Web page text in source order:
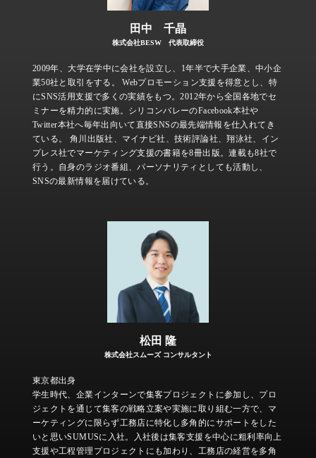
田中 千晶
株式会社BESW 代表取締役
2009年、大学在学中に会社を設立し、1年半で大手企業、中小企
業50社と取引をする。 Webプロモーション支援を得意とし、特
にSNS活用支援で多くの実績をもつ。2012年から全国各地でセ
ミナーを精力的に実施。シリコンバレーのFacebook本社や
Twitter本社へ毎年出向いて直接SNSの最先端情報を仕入れてき
ている。 角川出版社、マイナビ社、技術評論社、翔泳社、イン
プレス社でマーケティング支援の書籍を8冊出版。連載も8社で
行う。自身のラジオ番組、パーソナリティとしても活動し、
SNSの最新情報を届けている。
松田 隆
株式会社スムーズ コンサルタント
東京都出身
学生時代、企業インターンで集客プロジェクトに参加し、プロ
ジェクトを通じて集客の戦略立案や実施に取り組む一方で、マ
ーケティングに限らず工務店に特化し多角的にサポートをした
いと思いSUMUSに入社。入社後は集客支援を中心に粗利率向上
支援や工程管理プロジェクトにも加わり、工務店の経営を多角